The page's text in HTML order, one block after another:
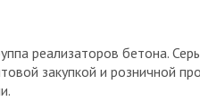
реализаторов бетона.
закупкой и розничной